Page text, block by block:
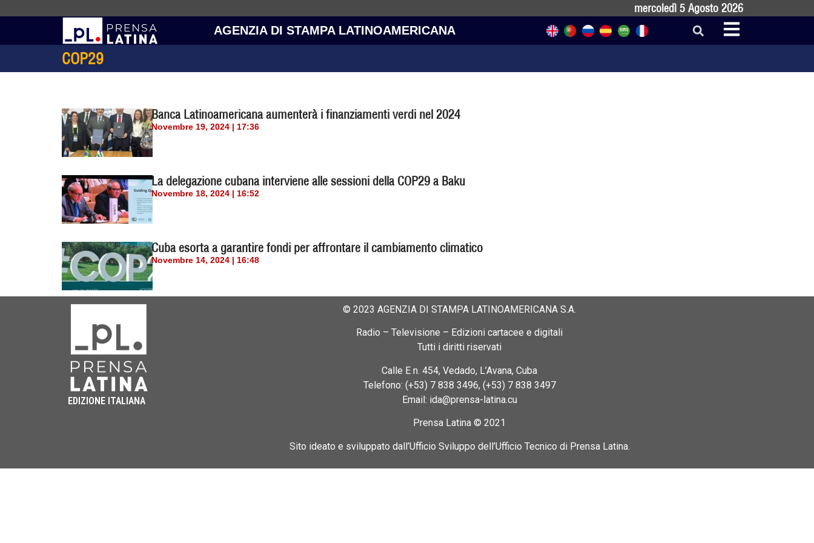
mercoledì 5 Agosto 2026
AGENZIA DI STAMPA LATINOAMERICANA
COP29
Banca Latinoamericana aumenterà i finanziamenti verdi nel 2024
Novembre 19, 2024 | 17:36
La delegazione cubana interviene alle sessioni della COP29 a Baku
Novembre 18, 2024 | 16:52
Cuba esorta a garantire fondi per affrontare il cambiamento climatico
Novembre 14, 2024 | 16:48
EDIZIONE ITALIANA
© 2023 AGENZIA DI STAMPA LATINOAMERICANA S.A.
Radio – Televisione – Edizioni cartacee e digitali
Tutti i diritti riservati
Calle E n. 454, Vedado, L’Avana, Cuba
Telefono: (+53) 7 838 3496, (+53) 7 838 3497
Email: ida@prensa-latina.cu
Prensa Latina © 2021
Sito ideato e sviluppato dall’Ufficio Sviluppo dell’Ufficio Tecnico di Prensa Latina.